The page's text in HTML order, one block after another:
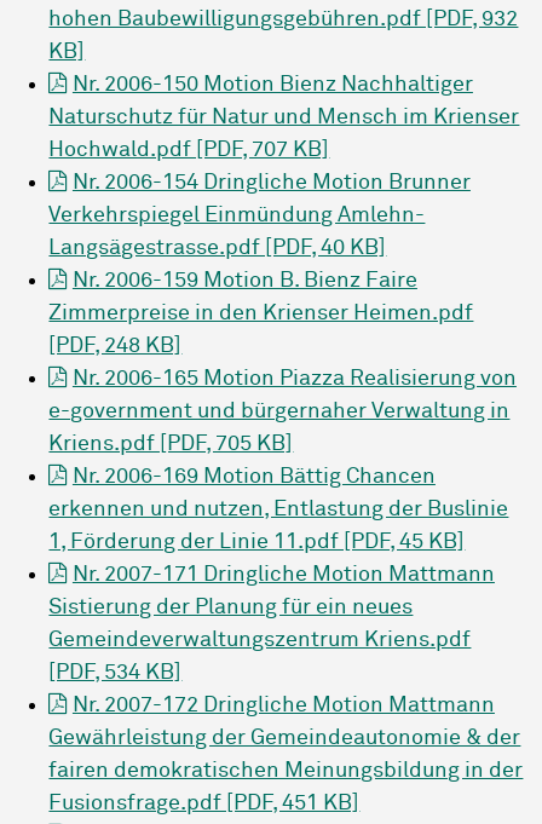
hohen Baubewilligungsgebühren.pdf [PDF, 932
KB]
Nr. 2006-150 Motion Bienz Nachhaltiger
Naturschutz für Natur und Mensch im Krienser
Hochwald.pdf [PDF, 707 KB]
Nr. 2006-154 Dringliche Motion Brunner
Verkehrspiegel Einmündung Amlehn-
Langsägestrasse.pdf [PDF, 40 KB]
Nr. 2006-159 Motion B. Bienz Faire
Zimmerpreise in den Krienser Heimen.pdf
[PDF, 248 KB]
Nr. 2006-165 Motion Piazza Realisierung von
e-government und bürgernaher Verwaltung in
Kriens.pdf [PDF, 705 KB]
Nr. 2006-169 Motion Bättig Chancen
erkennen und nutzen, Entlastung der Buslinie
1, Förderung der Linie 11.pdf [PDF, 45 KB]
Nr. 2007-171 Dringliche Motion Mattmann
Sistierung der Planung für ein neues
Gemeindeverwaltungszentrum Kriens.pdf
[PDF, 534 KB]
Nr. 2007-172 Dringliche Motion Mattmann
Gewährleistung der Gemeindeautonomie & der
fairen demokratischen Meinungsbildung in der
Fusionsfrage.pdf [PDF, 451 KB]